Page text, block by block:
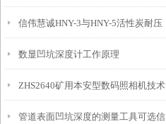
免测试过程中测针移动导致数据变动
信伟慧诚HNY-3与HNY-5活性炭耐压
强度测定仪技术参数！
数显凹坑深度计工作原理
ZHS2640矿用本安型数码照相机技术
参数！
管道表面凹坑深度的测量工具可选信